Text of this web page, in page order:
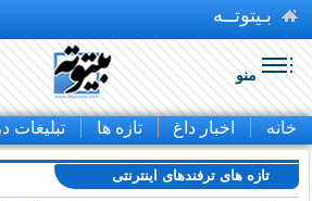
بـیتوتــه
منو
خانه اخبار داغ تازه ها تبلیغات
تازه های ترفندهای اینترنتی